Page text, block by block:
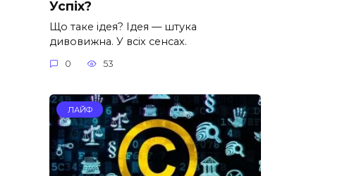
Успіх?
Що таке ідея? Ідея — штука
дивовижна. У всіх сенсах.
0 53
ЛАЙФ